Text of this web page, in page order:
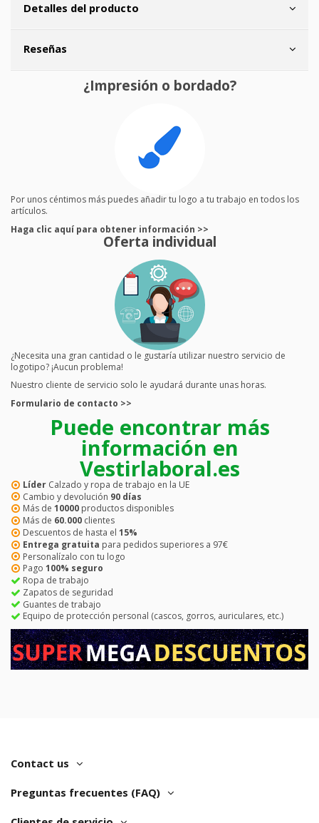
Detalles del producto
Reseñas
¿Impresión o bordado?
Por unos céntimos más puedes añadir tu logo a tu trabajo en todos los
artículos.
Haga clic aquí para obtener información >>
Oferta individual
¿Necesita una gran cantidad o le gustaría utilizar nuestro servicio de
logotipo? ¡Aucun problema!
Nuestro cliente de servicio solo le ayudará durante unas horas.
Formulario de contacto >>
Puede encontrar más
información en
Vestirlaboral.es
Líder Calzado y ropa de trabajo en la UE
Cambio y devolución 90 días
Más de 10000 productos disponibles
Más de 60.000 clientes
Descuentos de hasta el 15%
Entrega gratuita para pedidos superiores a 97€
Personalízalo con tu logo
Pago 100% seguro
Ropa de trabajo
Zapatos de seguridad
Guantes de trabajo
Equipo de protección personal (cascos, gorros, auriculares, etc.)
Contact us
Preguntas frecuentes (FAQ)